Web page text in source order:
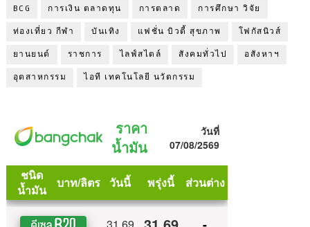
BCG การเงิน ตลาดทุน การตลาด การศึกษา วิจัย
ท่องเที่ยว กีฬา บันเทิง แฟชั่น บิวตี้ สุขภาพ โฟกัสนิวส์
ยานยนต์ ราชการ ไลฟ์สไตล์ สังคมทั่วไป อสังหาฯ
อุตสาหกรรม ไอที เทคโนโลยี นวัตกรรม